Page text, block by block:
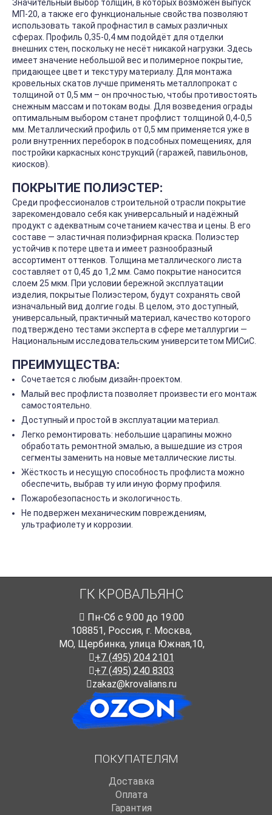
Значительный выбор толщин, в которых возможен выпуск
МП-20, а также его функциональные свойства позволяют
использовать такой профнастил в самых различных
сферах. Профиль 0,35-0,4 мм подойдёт для отделки
внешних стен, поскольку не несёт никакой нагрузки. Здесь
имеет значение небольшой вес и полимерное покрытие,
придающее цвет и текстуру материалу. Для монтажа
кровельных скатов лучше применять металлопрокат с
толщиной от 0,5 мм – он прочностью, чтобы противостоять
снежным массам и потокам воды. Для возведения ограды
оптимальным выбором станет профлист толщиной 0,4-0,5
мм. Металлический профиль от 0,5 мм применяется уже в
роли внутренних переборок в подсобных помещениях, для
постройки каркасных конструкций (гаражей, павильонов,
киосков).
ПОКРЫТИЕ ПОЛИЭСТЕР:
Среди профессионалов строительной отрасли покрытие
зарекомендовало себя как универсальный и надёжный
продукт с адекватным сочетанием качества и цены. В его
составе — эластичная полиэфирная краска. Полиэстер
устойчив к потере цвета и имеет разнообразный
ассортимент оттенков. Толщина металлического листа
составляет от 0,45 до 1,2 мм. Само покрытие наносится
слоем 25 мкм. При условии бережной эксплуатации
изделия, покрытые Полиэстером, будут сохранять свой
изначальный вид долгие годы. В целом, это доступный,
универсальный, практичный материал, качество которого
подтверждено тестами эксперта в сфере металлургии —
Национальным исследовательским университетом МИСиС.
ПРЕИМУЩЕСТВА:
Сочетается с любым дизайн-проектом.
Малый вес профлиста позволяет произвести его монтаж
самостоятельно.
Доступный и простой в эксплуатации материал.
Легко ремонтировать: небольшие царапины можно
обработать ремонтной эмалью, а вышедшие из строя
сегменты заменить на новые металлические листы.
Жёсткость и несущую способность профлиста можно
обеспечить, выбрав ту или иную форму профиля.
Пожаробезопасность и экологичность.
Не подвержен механическим повреждениям,
ультрафиолету и коррозии.
ГК КРОВАЛЬЯНС
Пн-Cб с 9:00 до 19:00
108851, Россия, г. Москва,
МО, Щербинка, улица Южная,10,
+7 (495) 204 2101
+7 (495) 240 8303
zakaz@krovalians.ru
ПОКУПАТЕЛЯМ
Доставка
Оплата
Гарантия